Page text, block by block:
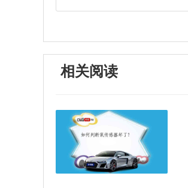
相关阅读